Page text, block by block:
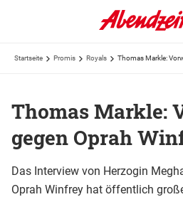
Startseite Promis Royals Thomas Markle:
Thomas Markle:
gegen Oprah
Das Interview von Herzogin
Oprah Winfrey hat öffentlich